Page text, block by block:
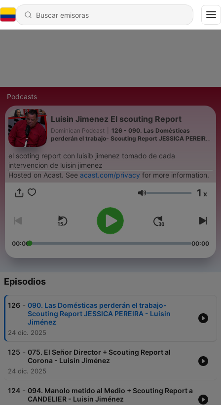
Podcasts
Luisin Jimenez El scouting Report
Dominican Podcast
126 - 090. Las Domésticas
perderán el trabajo- Scouting Report JESSICA PEREIRA
el scoting report con luisib jimenez tomado de cada
intervencion de luisin jimenez
Hosted on Acast. See acast.com/privacy for more information.
Volumen 1 x
00:00 00:00
Episodios
126 - 090. Las Domésticas perderán el trabajo-
Scouting Report JESSICA PEREIRA - Luisin
Jiménez
24 dic. 2025
125 - 075. El Señor Director + Scouting Report al
Corona - Luisin Jiménez
24 dic. 2025
124 - 094. Manolo metido al Medio + Scouting Report a
CANDELIER - Luisin Jiménez